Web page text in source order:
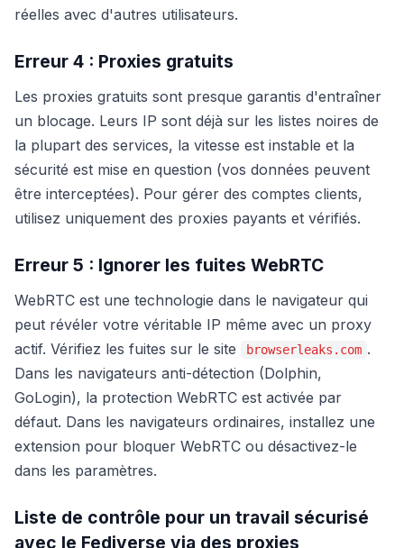
réelles avec d'autres utilisateurs.
Erreur 4 : Proxies gratuits
Les proxies gratuits sont presque garantis d'entraîner
un blocage. Leurs IP sont déjà sur les listes noires de
la plupart des services, la vitesse est instable et la
sécurité est mise en question (vos données peuvent
être interceptées). Pour gérer des comptes clients,
utilisez uniquement des proxies payants et vérifiés.
Erreur 5 : Ignorer les fuites WebRTC
WebRTC est une technologie dans le navigateur qui
peut révéler votre véritable IP même avec un proxy
actif. Vérifiez les fuites sur le site
browserleaks.com .
Dans les navigateurs anti-détection (Dolphin,
GoLogin), la protection WebRTC est activée par
défaut. Dans les navigateurs ordinaires, installez une
extension pour bloquer WebRTC ou désactivez-le
dans les paramètres.
Liste de contrôle pour un travail sécurisé
avec le Fediverse via des proxies